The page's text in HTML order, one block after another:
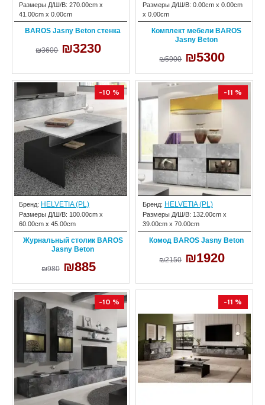
Размеры Д/Ш/В: 270.00cm x
41.00cm x 0.00cm
BAROS Jasny Beton стенка
₪3600 ₪3230
Размеры Д/Ш/В: 0.00cm x 0.00cm
x 0.00cm
Комплект мебели BAROS
Jasny Beton
₪5900 ₪5300
-10 %
Бренд: HELVETIA (PL)
Размеры Д/Ш/В: 100.00cm x
60.00cm x 45.00cm
Журнальный столик BAROS
Jasny Beton
₪980 ₪885
-11 %
Бренд: HELVETIA (PL)
Размеры Д/Ш/В: 132.00cm x
39.00cm x 70.00cm
Комод BAROS Jasny Beton
₪2150 ₪1920
-10 % -11 %